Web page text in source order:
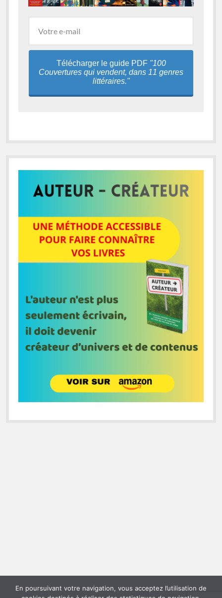
Télécharger le guide PDF "100
Couvertures qui vendent, dans 11 genres
littéraires."
En poursuivant votre navigation, vous acceptez l’utilisation de